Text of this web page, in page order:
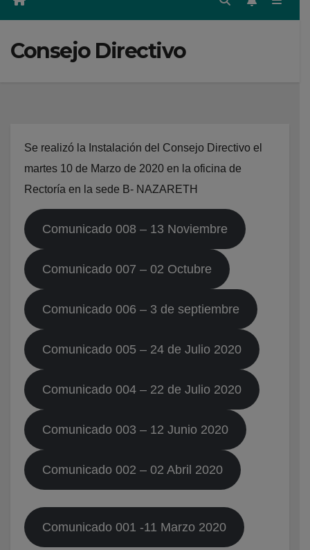
Consejo Directivo
Se realizó la Instalación del Consejo Directivo el
martes 10 de Marzo de 2020 en la oficina de
Rectoría en la sede B- NAZARETH
Comunicado 008 – 13 Noviembre
Comunicado 007 – 02 Octubre
Comunicado 006 – 3 de septiembre
Comunicado 005 – 24 de Julio 2020
Comunicado 004 – 22 de Julio 2020
Comunicado 003 – 12 Junio 2020
Comunicado 002 – 02 Abril 2020
Comunicado 001 -11 Marzo 2020